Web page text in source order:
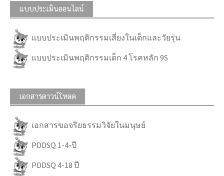
แบบประเมินออนไลน์
แบบประเมินพฤติกรรมเสี่ยงในเด็กและวัยรุ่น
แบบประเมินพฤติกรรมเด็ก 4 โรคหลัก 9S
เอกสารดาวน์โหลด
เอกสารขอจริยธรรมวิจัยในมนุษย์
PDDSQ 1-4-ปี
PDDSQ 4-18 ปี